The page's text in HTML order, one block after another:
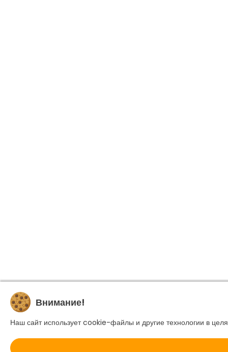
Внимание!
Наш сайт использует cookie-файлы и другие технологии в